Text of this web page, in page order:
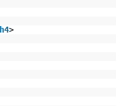
h4>